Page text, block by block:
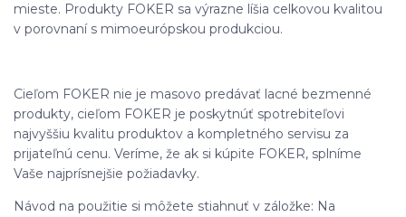
mieste. Produkty FOKER sa výrazne líšia celkovou kvalitou
v porovnaní s mimoeurópskou produkciou.
Cieľom FOKER nie je masovo predávať lacné bezmenné
produkty, cieľom FOKER je poskytnúť spotrebiteľovi
najvyššiu kvalitu produktov a kompletného servisu za
prijateľnú cenu. Veríme, že ak si kúpite FOKER, splníme
Vaše najprísnejšie požiadavky.
Návod na použitie si môžete stiahnuť v záložke: Na